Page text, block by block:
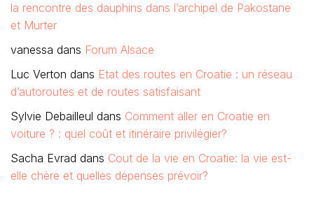
la rencontre des dauphins dans l’archipel de Pakostane
et Murter
vanessa dans Forum Alsace
Luc Verton dans Etat des routes en Croatie : un réseau
d’autoroutes et de routes satisfaisant
Sylvie Debailleul dans Comment aller en Croatie en
voiture ? : quel coût et itinéraire privilégier?
Sacha Evrad dans Cout de la vie en Croatie: la vie est-
elle chère et quelles dépenses prévoir?